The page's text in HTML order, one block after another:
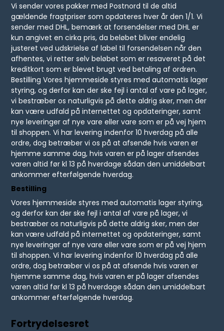
Vi sender vores pakker med Postnord til de altid
gældende fragtpriser som opdateres hver år den 1/1. Vi
sender med DHL, bemærk at forsendelser med DHL er
kun angivet en cirka pris, da beløbet bliver endelig
justeret ved udskrielse af label til forsendelsen når den
afhentes, vi retter selv beløbet som er resaveret på det
kreditkort som er blevet brugt ved betaling af ordren.
Bestilling Vores hjemmeside styres med automatis lager
styring, og derfor kan der ske fejl i antal af vare på lager,
vi bestræber os naturligvis på dette aldrig sker, men der
kan være udfald på internettet og opdateringer, samt
nye leveringer af nye vare eller vare som er på vej hjem
til shoppen. Vi har levering indenfor 10 hverdag på alle
ordre, dog betræber vi os på at afsende hvis varen er
hjemme samme dag, hvis varen er på lager afsendes
varen altid før kl 13 på hverdage sådan den umiddelbart
ankommer efterfølgende hverdag.
Bestilling
Vores hjemmeside styres med automatis lager styring,
og derfor kan der ske fejl i antal af vare på lager, vi
bestræber os naturligvis på dette aldrig sker, men der
kan være udfald på internettet og opdateringer, samt
nye leveringer af nye vare eller vare som er på vej hjem
til shoppen. Vi har levering indenfor 10 hverdag på alle
ordre, dog betræber vi os på at afsende hvis varen er
hjemme samme dag, hvis varen er på lager afsendes
varen altid før kl 13 på hverdage sådan den umiddelbart
ankommer efterfølgende hverdag.
Fortrydelsesret